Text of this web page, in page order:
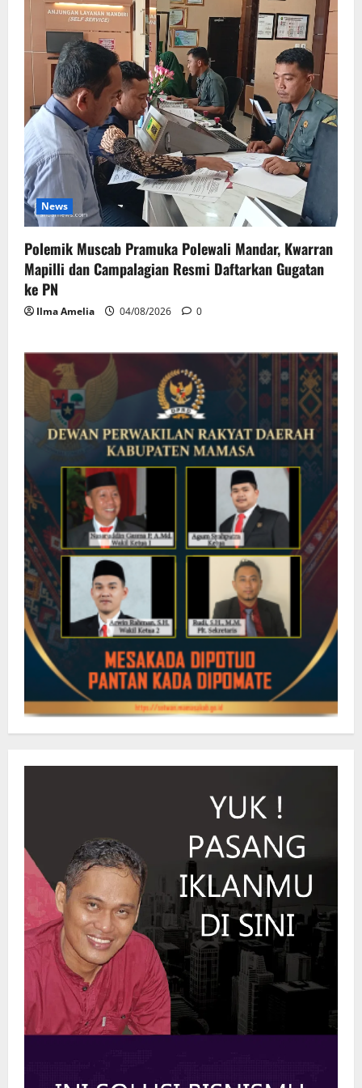
News
Polemik Muscab Pramuka Polewali Mandar, Kwarran
Mapilli dan Campalagian Resmi Daftarkan Gugatan
ke PN
Ilma Amelia 04/08/2026 0